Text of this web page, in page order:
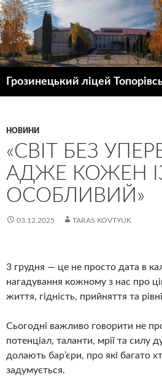
НОВИНИ
«СВІТ БЕЗ
АДЖЕ КОЖЕН
ОСОБЛИВИЙ»
03.12.2025 TARAS KOVTYUK
3 грудня — це не просто дата в
нагадування кожному з нас про
життя, гідність, прийняття та
Сьогодні важливо говорити не
потенціал, таланти, мрії та силу
долають бар’єри, про які багато
задумується.